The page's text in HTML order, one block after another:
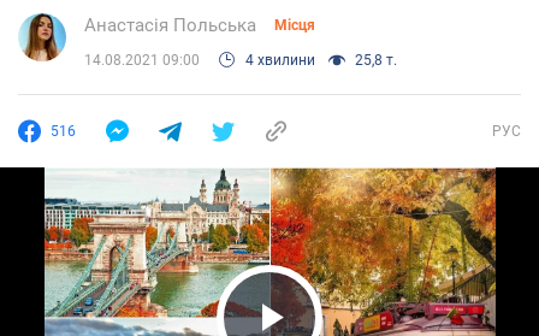
Анастасія Польська Місця
14.08.2021 09:00 4 хвилини 25,8 т.
516 РУС